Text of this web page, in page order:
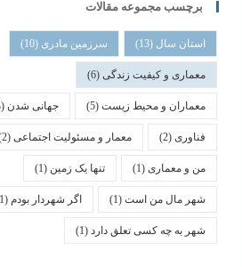
برچسب مجموعه مقالات
استان سال (13) سرزمین مادری (10)
معماری و کیفیت زندگی(6)
معماران و محیط زیست(5) جهانی شدن (3)
فناوری(2) معمار و مسئولیت اجتماعی(2)
من و معماری(1) تنها یک زمین (1)
شهر مال من است(1) اگر شهردار بودم (1)
شهر به چه کسی تعلق دارد(1)